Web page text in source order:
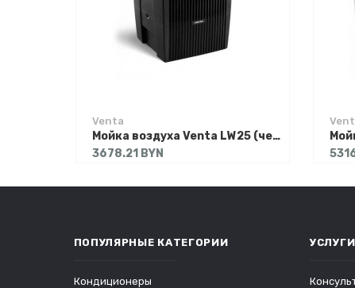
Venta
Мойка воздуха Venta LW25 (черный)
3678.21 BYN
ПОПУЛЯРНЫЕ КАТЕГОРИИ
Кондиционеры
УСЛУГИ